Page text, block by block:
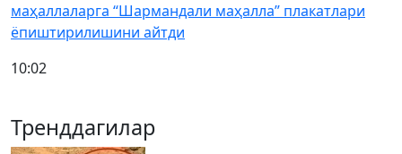
маҳаллаларга “Шармандали маҳалла” плакатлари
ёпиштирилишини айтди
10:02
Тренддагилар